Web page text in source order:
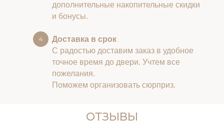
дополнительные накопительные скидки
и бонусы.
Доставка в срок
С радостью доставим заказ в удобное
точное время до двери. Учтем все
пожелания.
Поможем организовать сюрприз.
ОТЗЫВЫ